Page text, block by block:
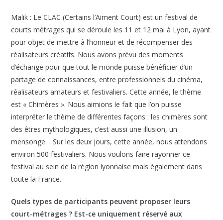
Malik : Le CLAC (Certains l’Aiment Court) est un festival de
courts métrages qui se déroule les 11 et 12 mai à Lyon, ayant
pour objet de mettre à l’honneur et de récompenser des
réalisateurs créatifs. Nous avons prévu des moments
d’échange pour que tout le monde puisse bénéficier d’un
partage de connaissances, entre professionnels du cinéma,
réalisateurs amateurs et festivaliers. Cette année, le thème
est « Chimères ». Nous aimions le fait que l’on puisse
interpréter le thème de différentes façons : les chimères sont
des êtres mythologiques, c’est aussi une illusion, un
mensonge… Sur les deux jours, cette année, nous attendons
environ 500 festivaliers. Nous voulons faire rayonner ce
festival au sein de la région lyonnaise mais également dans
toute la France.
Quels types de participants peuvent proposer leurs
court-métrages ? Est-ce uniquement réservé aux